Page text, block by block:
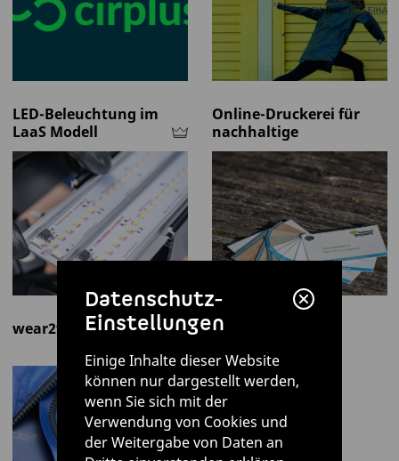
LED-Beleuchtung im
LaaS Modell
Online-Druckerei für
nachhaltige
Printmedien
wear2wear™
Datenschutz-
Einstellungen
Einige Inhalte dieser Website
können nur dargestellt werden,
wenn Sie sich mit der
Verwendung von Cookies und
der Weitergabe von Daten an